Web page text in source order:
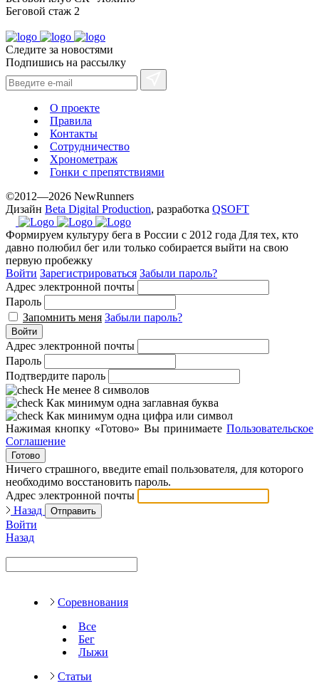
Беговой стаж 2
Следите за новостями
Подпишись на рассылку
О проекте
Правила
Контакты
Сотрудничество
Хронометраж
Гонки с препятствиями
©2012—2026 NewRunners
Дизайн Beta Digital Production, разработка QSOFT
Формируем культуру бега в России с 2012 года Для тех, кто
давно полюбил бег или только собирается выйти на свою
первую пробежку
Войти Зарегистрироваться Забыли пароль?
Адрес электронной почты
Пароль
Запомнить меня Забыли пароль?
Войти
Адрес электронной почты
Пароль
Подтвердите пароль
Не менее 8 символов
Как минимум одна заглавная буква
Как минимум одна цифра или символ
Нажимая кнопку «Готово» Вы принимаете Пользовательское
Соглашение
Готово
Ничего страшного, введите email пользователя, для которого
необходимо восстановить пароль.
Адрес электронной почты
Назад
Отправить
Войти
Назад
Соревнования
Все
Бег
Лыжи
Статьи